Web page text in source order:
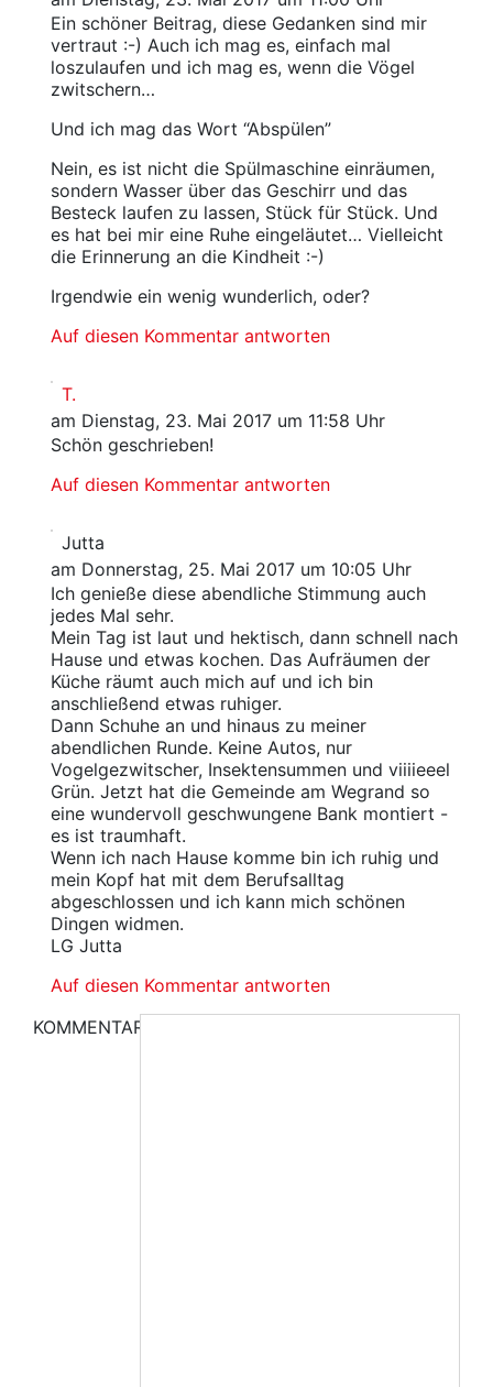
Ein schöner Beitrag, diese Gedanken sind mir
vertraut :-) Auch ich mag es, einfach mal
loszulaufen und ich mag es, wenn die Vögel
zwitschern…
Und ich mag das Wort “Abspülen”
Nein, es ist nicht die Spülmaschine einräumen,
sondern Wasser über das Geschirr und das
Besteck laufen zu lassen, Stück für Stück. Und
es hat bei mir eine Ruhe eingeläutet… Vielleicht
die Erinnerung an die Kindheit :-)
Irgendwie ein wenig wunderlich, oder?
Auf diesen Kommentar antworten
T.
am Dienstag, 23. Mai 2017 um 11:58 Uhr
Schön geschrieben!
Auf diesen Kommentar antworten
Jutta
am Donnerstag, 25. Mai 2017 um 10:05 Uhr
Ich genieße diese abendliche Stimmung auch
jedes Mal sehr.
Mein Tag ist laut und hektisch, dann schnell nach
Hause und etwas kochen. Das Aufräumen der
Küche räumt auch mich auf und ich bin
anschließend etwas ruhiger.
Dann Schuhe an und hinaus zu meiner
abendlichen Runde. Keine Autos, nur
Vogelgezwitscher, Insektensummen und viiiieeel
Grün. Jetzt hat die Gemeinde am Wegrand so
eine wundervoll geschwungene Bank montiert -
es ist traumhaft.
Wenn ich nach Hause komme bin ich ruhig und
mein Kopf hat mit dem Berufsalltag
abgeschlossen und ich kann mich schönen
Dingen widmen.
LG Jutta
Auf diesen Kommentar antworten
KOMMENTAR